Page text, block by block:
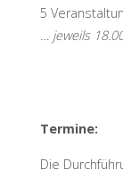
5
… jeweils
Termine:
Die